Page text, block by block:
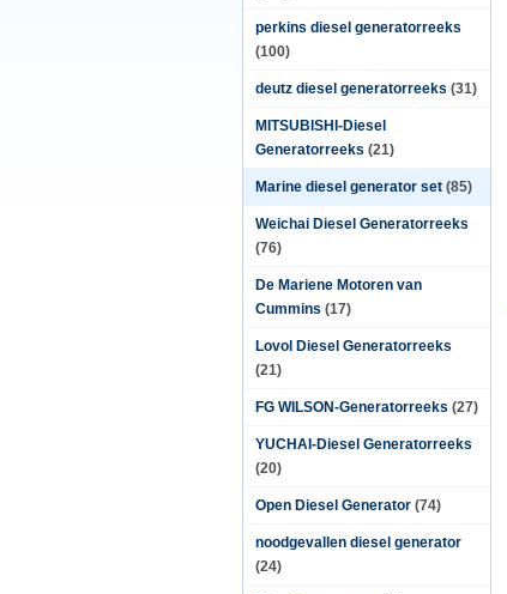
perkins diesel generatorreeks
(100)
deutz diesel generatorreeks (31)
MITSUBISHI-Diesel
Generatorreeks (21)
Marine diesel generator set (85)
Weichai Diesel Generatorreeks
(76)
De Mariene Motoren van
Cummins (17)
Lovol Diesel Generatorreeks
(21)
FG WILSON-Generatorreeks (27)
YUCHAI-Diesel Generatorreeks
(20)
Open Diesel Generator (74)
noodgevallen diesel generator
(24)